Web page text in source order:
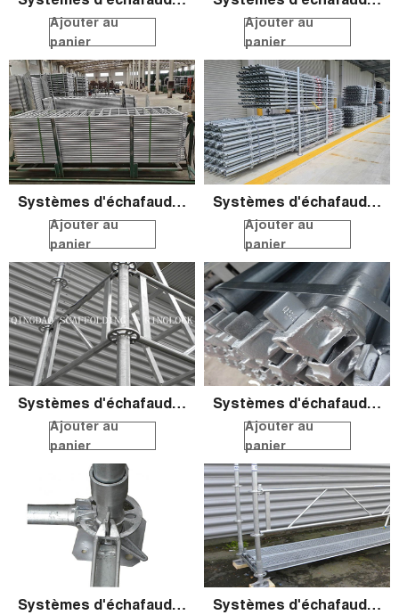
Ajouter au
panier
Ajouter au
panier
Systèmes d'échafaudage ronds QS
Ajouter au
panier
Systèmes d'échafaudage ronds QS
Ajouter au
panier
Systèmes d'échafaudage ronds QS
Ajouter au
panier
Systèmes d'échafaudage ronds QS
Ajouter au
panier
Systèmes d'échafaudage ronds QS Systèmes d'échafaudage ronds QS